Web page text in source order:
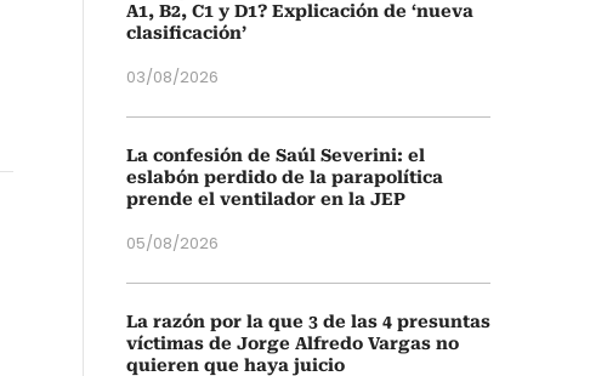
A1, B2, C1 y D1? Explicación de ‘nueva
clasificación’
03/08/2026
La confesión de Saúl Severini: el
eslabón perdido de la parapolítica
prende el ventilador en la JEP
05/08/2026
La razón por la que 3 de las 4 presuntas
víctimas de Jorge Alfredo Vargas no
quieren que haya juicio